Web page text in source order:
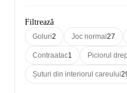
Filtrează
Goluri2 Joc normal 27
Contraatac1 Piciorul
Șuturi din interiorul careului